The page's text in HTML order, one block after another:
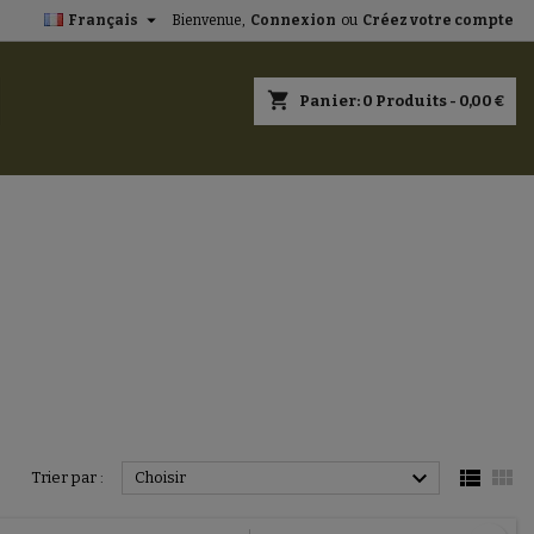
Bienvenue, Connexion ou Créez votre compte
Français 
shopping_cart Panier: 0 Produits - 0,00 €
Trier par : Choisir   